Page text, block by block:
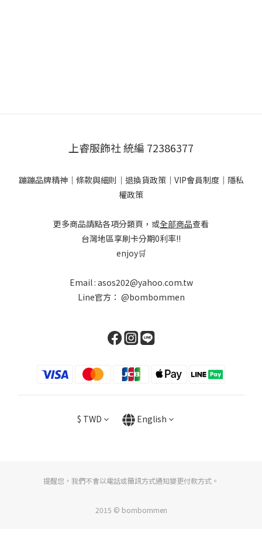
上睿服飾社 統編 72386377
蹦蹦品牌精神｜ 條款與細則 ｜ 退換貨政策｜ VIP會員制度｜ 隱私
權政策
更多商品請點各項分類頁，或全部商品查看
台灣地區享刷卡分期0利率!!
enjoy🛒
Email : asos202@yahoo.com.tw
Line官方： @bombommen
$ TWD English
提醒您，我們不會以電話或簡訊方式通知變更付款方式。
2015 © bombommen